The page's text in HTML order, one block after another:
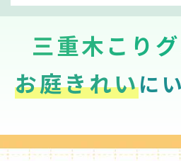
三重木こり
お庭きれいに